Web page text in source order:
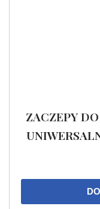
ZACZEPY